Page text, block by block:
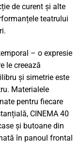
de curent și alte
teatrului
– o expresie
le creează
și simetrie este
Materialele
pentru fiecare
CINEMA 40
și butoane din
în panoul frontal